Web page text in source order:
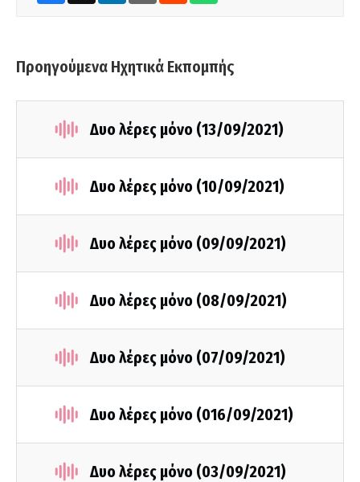
Προηγούμενα Ηχητικά Εκπομπής
Δυο λέρες μόνο (13/09/2021)
Δυο λέρες μόνο (10/09/2021)
Δυο λέρες μόνο (09/09/2021)
Δυο λέρες μόνο (08/09/2021)
Δυο λέρες μόνο (07/09/2021)
Δυο λέρες μόνο (016/09/2021)
Δυο λέρες μόνο (03/09/2021)